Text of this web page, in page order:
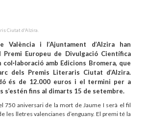
Ciutat d'Alzira.
València i l’Ajuntament d’Alzira han
Premi Europeu de Divulgació Científica
col·laboració amb Edicions Bromera, que
dels Premis Literaris Ciutat d’Alzira.
és de 12.000 euros i el termini per a
s’estén fins al dimarts 15 de setembre.
750 aniversari de la mort de Jaume I serà el fil
les lletres valencianes d’enguany. El premi té la